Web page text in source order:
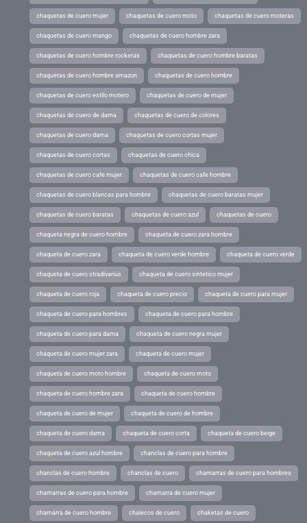
chaquetas de cuero mujer chaquetas de cuero moto chaquetas de cuero moteras
chaquetas de cuero mango chaquetas de cuero hombre zara
chaquetas de cuero hombre rockeras chaquetas de cuero hombre baratas
chaquetas de cuero hombre amazon chaquetas de cuero hombre
chaquetas de cuero estilo motero chaquetas de cuero de mujer
chaquetas de cuero de dama chaquetas de cuero de colores
chaquetas de cuero dama chaquetas de cuero cortas mujer
chaquetas de cuero cortas chaquetas de cuero chica
chaquetas de cuero cafe mujer chaquetas de cuero cafe hombre
chaquetas de cuero blancas para hombre chaquetas de cuero baratas mujer
chaquetas de cuero baratas chaquetas de cuero azul chaquetas de cuero
chaqueta negra de cuero hombre chaqueta de cuero zara hombre
chaqueta de cuero zara chaqueta de cuero verde hombre chaqueta de cuero verde
chaqueta de cuero stradivarius chaqueta de cuero sintetico mujer
chaqueta de cuero roja chaqueta de cuero precio chaqueta de cuero para mujer
chaqueta de cuero para hombres chaqueta de cuero para hombre
chaqueta de cuero para dama chaqueta de cuero negra mujer
chaqueta de cuero mujer zara chaqueta de cuero mujer
chaqueta de cuero moto hombre chaqueta de cuero moto
chaqueta de cuero hombre zara chaqueta de cuero hombre
chaqueta de cuero de mujer chaqueta de cuero de hombre
chaqueta de cuero dama chaqueta de cuero corta chaqueta de cuero beige
chaqueta de cuero azul hombre chanclas de cuero para hombre
chanclas de cuero hombre chanclas de cuero chamarras de cuero para hombres
chamarras de cuero para hombre chamarra de cuero mujer
chamarra de cuero hombre chalecos de cuero chaketas de cuero